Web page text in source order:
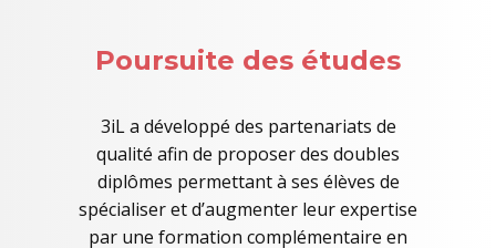
Poursuite des études
3iL a développé des partenariats de
qualité afin de proposer des doubles
diplômes permettant à ses élèves de
spécialiser et d’augmenter leur expertise
par une formation complémentaire en